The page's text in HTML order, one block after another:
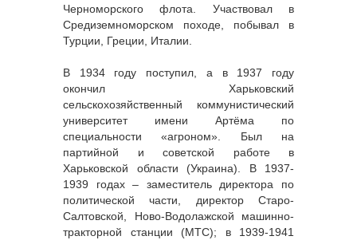
Черноморского флота. Участвовал в
Средиземноморском походе, побывал в
Турции, Греции, Италии.
В 1934 году поступил, а в 1937 году
окончил Харьковский
сельскохозяйственный коммунистический
университет имени Артёма по
специальности «агроном». Был на
партийной и советской работе в
Харьковской области (Украина). В 1937-
1939 годах – заместитель директора по
политической части, директор Старо-
Салтовской, Ново-Водолажской машинно-
тракторной станции (МТС); в 1939-1941